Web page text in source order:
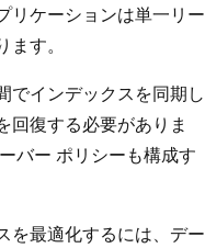
リケーションは単一リー
す。
でインデックスを同期し
回復する必要がありま
バー ポリシーも構成す
を最適化するには、デー